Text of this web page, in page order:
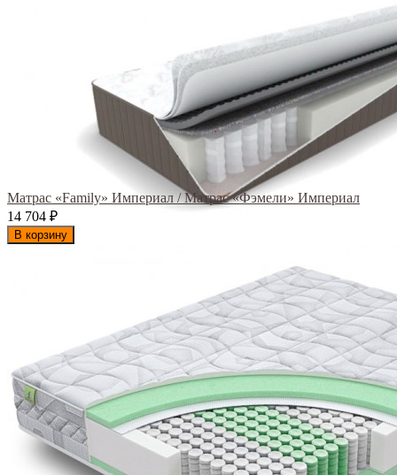
Матрас «Family» Империал / Матрас «Фэмели» Империал
14 704 ₽
В корзину